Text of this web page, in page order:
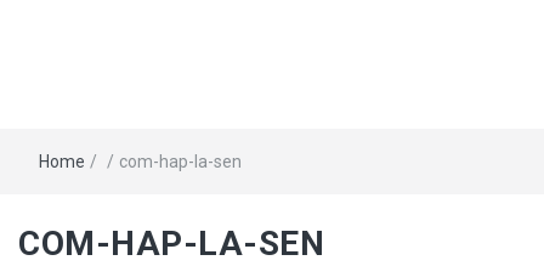
Home / / com-hap-la-sen
COM-HAP-LA-SEN